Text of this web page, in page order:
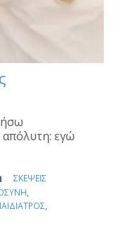
απόλυτη: εγώ
CATEGORY
ΣΚΈΨΕΙΣ
,
,